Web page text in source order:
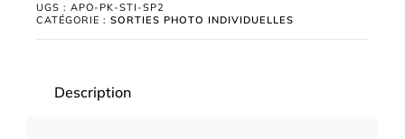
UGS : APO-PK-STI-SP2
CATÉGORIE : SORTIES PHOTO INDIVIDUELLES
Description